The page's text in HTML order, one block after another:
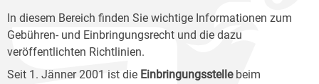
In diesem Bereich finden Sie wichtige Informationen zum
Gebühren- und Einbringungsrecht und die dazu
veröffentlichten Richtlinien.
Seit 1. Jänner 2001 ist die Einbringungsstelle beim